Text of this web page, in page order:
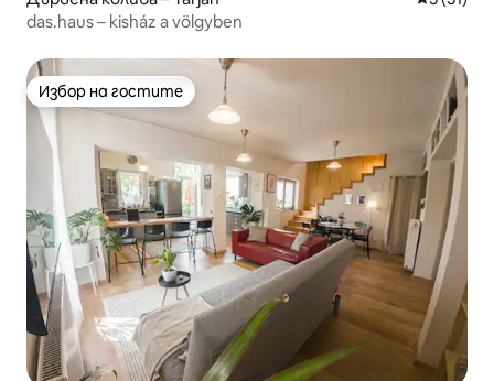
das.haus – kisház a völgyben
Избор на гостите
Избор на гостите